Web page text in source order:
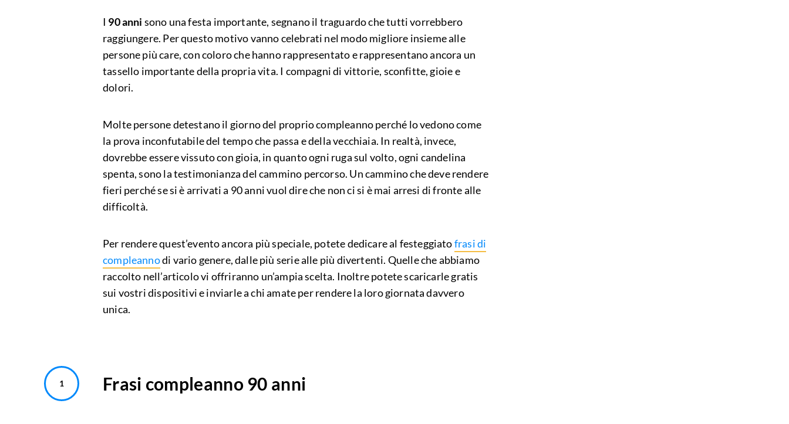
I 90 anni sono una festa importante, segnano il traguardo che tutti vorrebbero
raggiungere. Per questo motivo vanno celebrati nel modo migliore insieme alle
persone più care, con coloro che hanno rappresentato e rappresentano ancora un
tassello importante della propria vita. I compagni di vittorie, sconfitte, gioie e
dolori.
Molte persone detestano il giorno del proprio compleanno perché lo vedono come
la prova inconfutabile del tempo che passa e della vecchiaia. In realtà, invece,
dovrebbe essere vissuto con gioia, in quanto ogni ruga sul volto, ogni candelina
spenta, sono la testimonianza del cammino percorso. Un cammino che deve rendere
fieri perché se si è arrivati a 90 anni vuol dire che non ci si è mai arresi di fronte alle
difficoltà.
Per rendere quest’evento ancora più speciale, potete dedicare al festeggiatofrasi di
compleannodi vario genere, dalle più serie alle più divertenti. Quelle che abbiamo
raccolto nell’articolo vi offriranno un’ampia scelta. Inoltre potete scaricarle gratis
sui vostri dispositivi e inviarle a chi amate per rendere la loro giornata davvero
unica.
Frasi compleanno 90 anni